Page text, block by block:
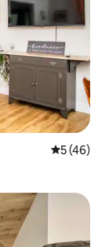
5 de uma
5 (46)